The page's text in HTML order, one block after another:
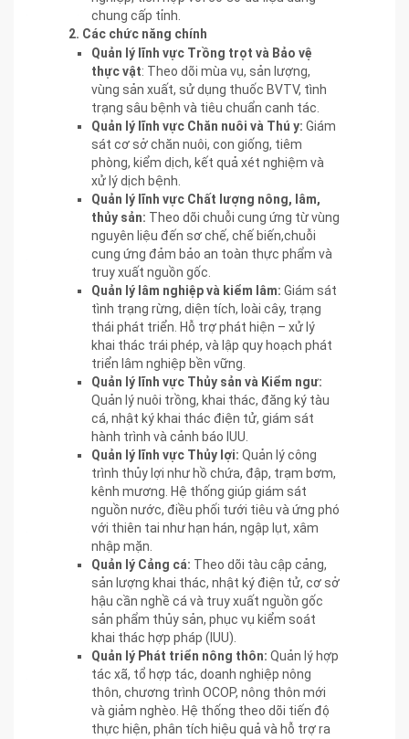
chung cấp tỉnh.
2. Các chức năng chính
Quản lý lĩnh vực Trồng trọt và Bảo vệ
thực vật: Theo dõi mùa vụ, sản lượng,
vùng sản xuất, sử dụng thuốc BVTV, tình
trạng sâu bệnh và tiêu chuẩn canh tác.
Quản lý lĩnh vực Chăn nuôi và Thú y: Giám
sát cơ sở chăn nuôi, con giống, tiêm
phòng, kiểm dịch, kết quả xét nghiệm và
xử lý dịch bệnh.
Quản lý lĩnh vực Chất lượng nông, lâm,
thủy sản: Theo dõi chuỗi cung ứng từ vùng
nguyên liệu đến sơ chế, chế biến,chuỗi
cung ứng đảm bảo an toàn thực phẩm và
truy xuất nguồn gốc.
Quản lý lâm nghiệp và kiểm lâm: Giám sát
tình trạng rừng, diện tích, loài cây, trạng
thái phát triển. Hỗ trợ phát hiện – xử lý
khai thác trái phép, và lập quy hoạch phát
triển lâm nghiệp bền vững.
Quản lý lĩnh vực Thủy sản và Kiểm ngư:
Quản lý nuôi trồng, khai thác, đăng ký tàu
cá, nhật ký khai thác điện tử, giám sát
hành trình và cảnh báo IUU.
Quản lý lĩnh vực Thủy lợi: Quản lý công
trình thủy lợi như hồ chứa, đập, trạm bơm,
kênh mương. Hệ thống giúp giám sát
nguồn nước, điều phối tưới tiêu và ứng phó
với thiên tai như hạn hán, ngập lụt, xâm
nhập mặn.
Quản lý Cảng cá: Theo dõi tàu cập cảng,
sản lượng khai thác, nhật ký điện tử, cơ sở
hậu cần nghề cá và truy xuất nguồn gốc
sản phẩm thủy sản, phục vụ kiểm soát
khai thác hợp pháp (IUU).
Quản lý Phát triển nông thôn: Quản lý hợp
tác xã, tổ hợp tác, doanh nghiệp nông
thôn, chương trình OCOP, nông thôn mới
và giảm nghèo. Hệ thống theo dõi tiến độ
thực hiện, phân tích hiệu quả và hỗ trợ ra